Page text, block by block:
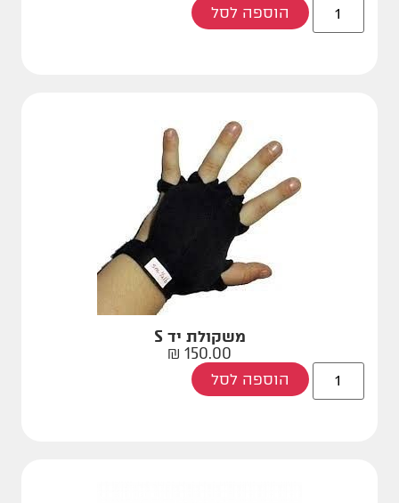
הוספה לסל
משקולת יד S
150.00
₪
הוספה לסל